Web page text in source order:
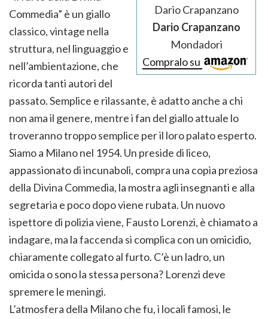
Dario Crapanzano
Dario Crapanzano
Mondadori
Compralo su
Commedia” è un giallo
classico, vintage nella
struttura, nel linguaggio e
nell’ambientazione, che
ricorda tanti autori del
passato. Semplice e rilassante, è adatto anche a chi
non ama il genere, mentre i fan del giallo attuale lo
troveranno troppo semplice per il loro palato esperto.
Siamo a Milano nel 1954. Un preside di liceo,
appassionato di incunaboli, compra una copia preziosa
della Divina Commedia, la mostra agli insegnanti e alla
segretaria e poco dopo viene rubata. Un nuovo
ispettore di polizia viene, Fausto Lorenzi, è chiamato a
indagare, ma la faccenda si complica con un omicidio,
chiaramente collegato al furto. C’è un ladro, un
omicida o sono la stessa persona? Lorenzi deve
spremere le meningi.
L’atmosfera della Milano che fu, i locali famosi, le